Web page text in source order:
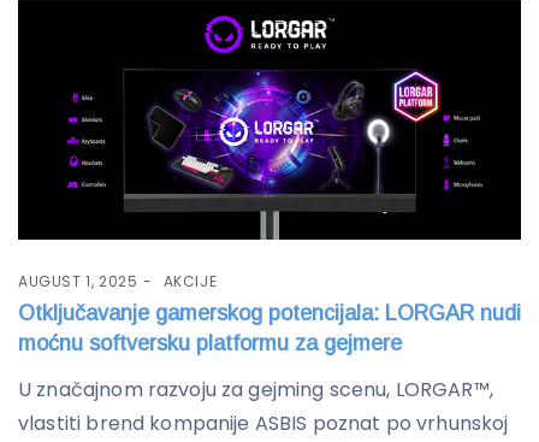
AUGUST 1, 2025 AKCIJE
Otključavanje gamerskog potencijala: LORGAR nudi
moćnu softversku platformu za gejmere
U značajnom razvoju za gejming scenu, LORGAR™,
vlastiti brend kompanije ASBIS poznat po vrhunskoj